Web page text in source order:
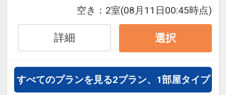
JALグループ）確約！フライトマイ
ル50%貯まります。
オプションでレンタカーや現地交
通・体験プランなどの追加（同時予
約）が可能なプランもございます。
空き： 2室(08月11日00:45時点)
詳細 選択
すべてのプランを見る2プラン、1部屋タイプ